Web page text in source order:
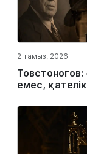
2 тамыз, 2026
емес,